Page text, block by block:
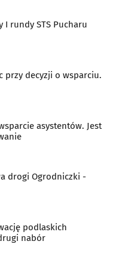
I rundy STS Pucharu
przy decyzji o wsparciu.
asystentów. Jest
drogi Ogrodniczki -
podlaskich
nabór